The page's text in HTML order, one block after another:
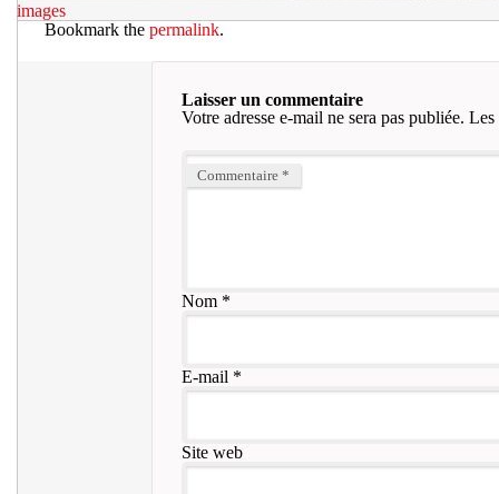
images
Bookmark the permalink.
Laisser un commentaire
Votre adresse e-mail ne sera pas publiée. Les
Commentaire *
Nom*
E-mail *
Site web